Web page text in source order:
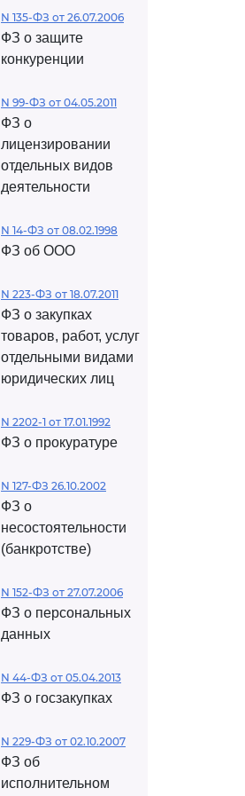
N 135-ФЗ от 26.07.2006
ФЗ о защите
конкуренции
N 99-ФЗ от 04.05.2011
ФЗ о
лицензировании
отдельных видов
деятельности
N 14-ФЗ от 08.02.1998
ФЗ об ООО
N 223-ФЗ от 18.07.2011
ФЗ о закупках
товаров, работ, услуг
отдельными видами
юридических лиц
N 2202-1 от 17.01.1992
ФЗ о прокуратуре
N 127-ФЗ 26.10.2002
ФЗ о
несостоятельности
(банкротстве)
N 152-ФЗ от 27.07.2006
ФЗ о персональных
данных
N 44-ФЗ от 05.04.2013
ФЗ о госзакупках
N 229-ФЗ от 02.10.2007
ФЗ об
исполнительном